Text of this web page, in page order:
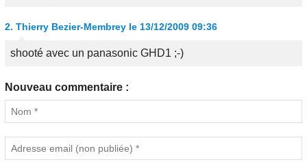
2. Thierry Bezier-Membrey le 13/12/2009 09:36
shooté avec un panasonic GHD1 ;-)
Nouveau commentaire :